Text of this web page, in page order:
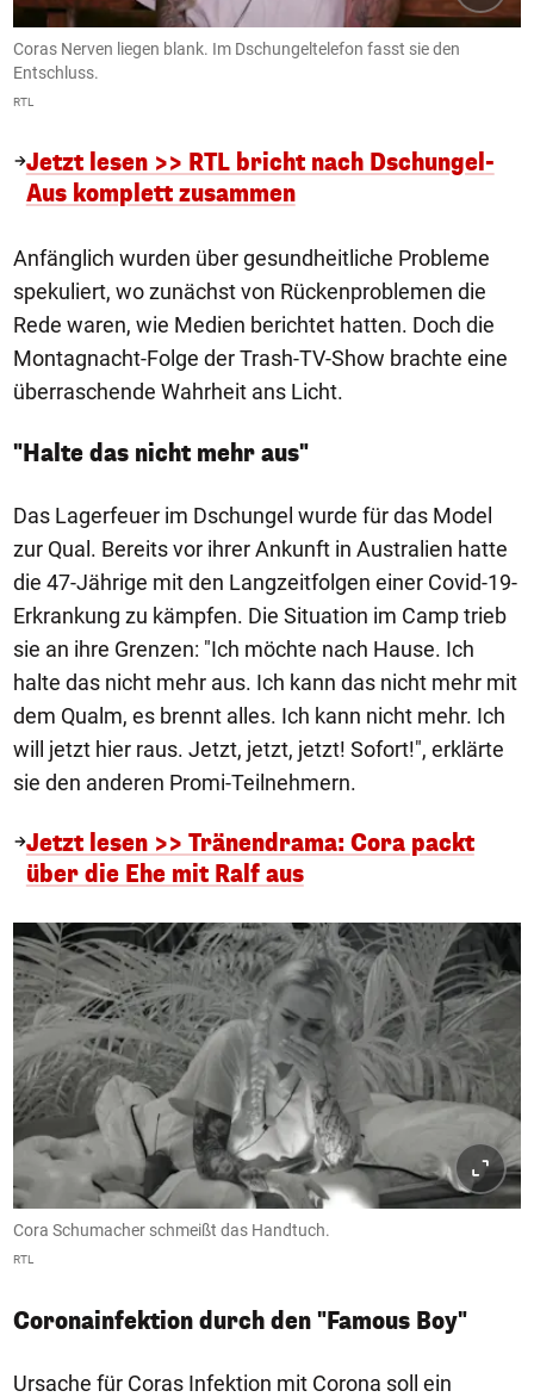
Coras Nerven liegen blank. Im Dschungeltelefon fasst sie den
Entschluss.
RTL
Jetzt lesen >> RTL bricht nach Dschungel-
Aus komplett zusammen
Anfänglich wurden über gesundheitliche Probleme
spekuliert, wo zunächst von Rückenproblemen die
Rede waren, wie Medien berichtet hatten. Doch die
Montagnacht-Folge der Trash-TV-Show brachte eine
überraschende Wahrheit ans Licht.
"Halte das nicht mehr aus"
Das Lagerfeuer im Dschungel wurde für das Model
zur Qual. Bereits vor ihrer Ankunft in Australien hatte
die 47-Jährige mit den Langzeitfolgen einer Covid-19-
Erkrankung zu kämpfen. Die Situation im Camp trieb
sie an ihre Grenzen: "Ich möchte nach Hause. Ich
halte das nicht mehr aus. Ich kann das nicht mehr mit
dem Qualm, es brennt alles. Ich kann nicht mehr. Ich
will jetzt hier raus. Jetzt, jetzt, jetzt! Sofort!", erklärte
sie den anderen Promi-Teilnehmern.
Jetzt lesen >> Tränendrama: Cora packt
über die Ehe mit Ralf aus
Cora Schumacher schmeißt das Handtuch.
RTL
Coronainfektion durch den "Famous Boy"
Ursache für Coras Infektion mit Corona soll ein